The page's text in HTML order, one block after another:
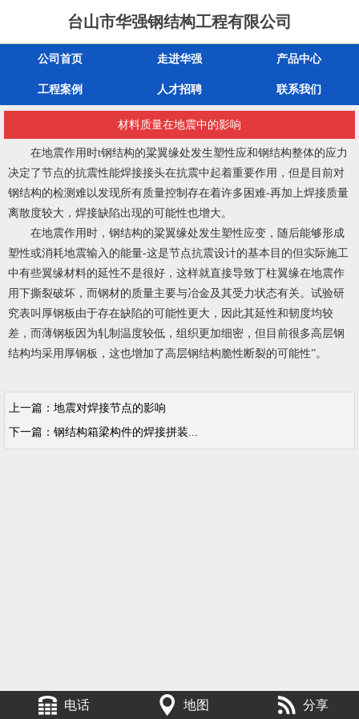
台山市华强钢结构工程有限公司
公司首页 走进华强 产品中心
工程案例 人才招聘 联系我们
材料质量在地震中的影响
在地震作用时t钢结构的粱翼缘处发生塑性应和钢结构整体的应力
决定了节点的抗震性能焊接接头在抗震中起着重要作用，但是目前对
钢结构的检测难以发现所有质量控制存在着许多困难-再加上焊接质量
离散度较大，焊接缺陷出现的可能性也增大。
在地震作用时，钢结构的粱翼缘处发生塑性应变，随后能够形成
塑性或消耗地震输入的能量-这是节点抗震设计的基本目的但实际施工
中有些翼缘材料的延性不是很好，这样就直接导致丁柱翼缘在地震作
用下撕裂破坏，而钢材的质量主要与冶金及其受力状态有关。试验研
究表叫厚钢板由于存在缺陷的可能性更大，因此其延性和韧度均较
差，而薄钢板因为轧制温度较低，组织更加细密，但目前很多高层钢
结构均采用厚钢板，这也增加了高层钢结构脆性断裂的可能性”。
上一篇： 地震对焊接节点的影响
下一篇： 钢结构箱梁构件的焊接拼装...
电话 地图 分享